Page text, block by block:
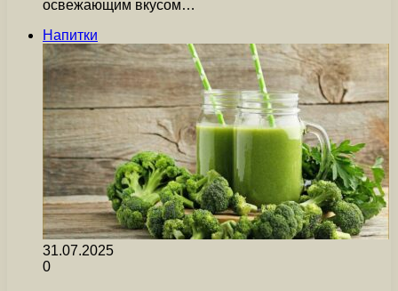
освежающим вкусом…
Напитки
31.07.2025
0